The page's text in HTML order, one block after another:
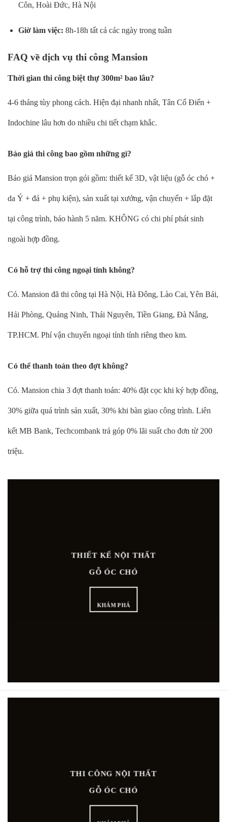
Côn, Hoài Đức, Hà Nội
Giờ làm việc: 8h-18h tất cả các ngày trong tuần
FAQ về dịch vụ thi công Mansion
Thời gian thi công biệt thự 300m² bao lâu?
4-6 tháng tùy phong cách. Hiện đại nhanh nhất, Tân Cổ Điển +
Indochine lâu hơn do nhiều chi tiết chạm khắc.
Báo giá thi công bao gồm những gì?
Báo giá Mansion trọn gói gồm: thiết kế 3D, vật liệu (gỗ óc chó +
da Ý + đá + phụ kiện), sản xuất tại xưởng, vận chuyển + lắp đặt
tại công trình, bảo hành 5 năm. KHÔNG có chi phí phát sinh
ngoài hợp đồng.
Có hỗ trợ thi công ngoại tỉnh không?
Có. Mansion đã thi công tại Hà Nội, Hà Đông, Lào Cai, Yên Bái,
Hải Phòng, Quảng Ninh, Thái Nguyên, Tiền Giang, Đà Nẵng,
TP.HCM. Phí vận chuyển ngoại tỉnh tính riêng theo km.
Có thể thanh toán theo đợt không?
Có. Mansion chia 3 đợt thanh toán: 40% đặt cọc khi ký hợp đồng,
30% giữa quá trình sản xuất, 30% khi bàn giao công trình. Liên
kết MB Bank, Techcombank trả góp 0% lãi suất cho đơn từ 200
triệu.
THIẾT KẾ NỘI THẤT
GỖ ÓC CHÓ
KHÁM PHÁ
THI CÔNG NỘI THẤT
GỖ ÓC CHÓ